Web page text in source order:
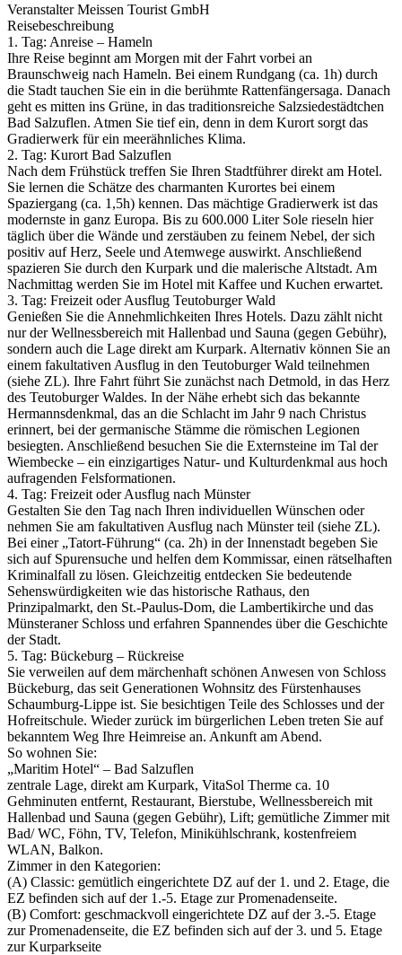
Veranstalter Meissen Tourist GmbH
Reisebeschreibung
1. Tag: Anreise – Hameln
Ihre Reise beginnt am Morgen mit der Fahrt vorbei an
Braunschweig nach Hameln. Bei einem Rundgang (ca. 1h) durch
die Stadt tauchen Sie ein in die berühmte Rattenfängersaga. Danach
geht es mitten ins Grüne, in das traditionsreiche Salzsiedestädtchen
Bad Salzuflen. Atmen Sie tief ein, denn in dem Kurort sorgt das
Gradierwerk für ein meerähnliches Klima.
2. Tag: Kurort Bad Salzuflen
Nach dem Frühstück treffen Sie Ihren Stadtführer direkt am Hotel.
Sie lernen die Schätze des charmanten Kurortes bei einem
Spaziergang (ca. 1,5h) kennen. Das mächtige Gradierwerk ist das
modernste in ganz Europa. Bis zu 600.000 Liter Sole rieseln hier
täglich über die Wände und zerstäuben zu feinem Nebel, der sich
positiv auf Herz, Seele und Atemwege auswirkt. Anschließend
spazieren Sie durch den Kurpark und die malerische Altstadt. Am
Nachmittag werden Sie im Hotel mit Kaffee und Kuchen erwartet.
3. Tag: Freizeit oder Ausflug Teutoburger Wald
Genießen Sie die Annehmlichkeiten Ihres Hotels. Dazu zählt nicht
nur der Wellnessbereich mit Hallenbad und Sauna (gegen Gebühr),
sondern auch die Lage direkt am Kurpark. Alternativ können Sie an
einem fakultativen Ausflug in den Teutoburger Wald teilnehmen
(siehe ZL). Ihre Fahrt führt Sie zunächst nach Detmold, in das Herz
des Teutoburger Waldes. In der Nähe erhebt sich das bekannte
Hermannsdenkmal, das an die Schlacht im Jahr 9 nach Christus
erinnert, bei der germanische Stämme die römischen Legionen
besiegten. Anschließend besuchen Sie die Externsteine im Tal der
Wiembecke – ein einzigartiges Natur- und Kulturdenkmal aus hoch
aufragenden Felsformationen.
4. Tag: Freizeit oder Ausflug nach Münster
Gestalten Sie den Tag nach Ihren individuellen Wünschen oder
nehmen Sie am fakultativen Ausflug nach Münster teil (siehe ZL).
Bei einer „Tatort-Führung“ (ca. 2h) in der Innenstadt begeben Sie
sich auf Spurensuche und helfen dem Kommissar, einen rätselhaften
Kriminalfall zu lösen. Gleichzeitig entdecken Sie bedeutende
Sehenswürdigkeiten wie das historische Rathaus, den
Prinzipalmarkt, den St.-Paulus-Dom, die Lambertikirche und das
Münsteraner Schloss und erfahren Spannendes über die Geschichte
der Stadt.
5. Tag: Bückeburg – Rückreise
Sie verweilen auf dem märchenhaft schönen Anwesen von Schloss
Bückeburg, das seit Generationen Wohnsitz des Fürstenhauses
Schaumburg-Lippe ist. Sie besichtigen Teile des Schlosses und der
Hofreitschule. Wieder zurück im bürgerlichen Leben treten Sie auf
bekanntem Weg Ihre Heimreise an. Ankunft am Abend.
So wohnen Sie:
„Maritim Hotel“ – Bad Salzuflen
zentrale Lage, direkt am Kurpark, VitaSol Therme ca. 10
Gehminuten entfernt, Restaurant, Bierstube, Wellnessbereich mit
Hallenbad und Sauna (gegen Gebühr), Lift; gemütliche Zimmer mit
Bad/­ WC, Föhn, TV, Telefon, Minikühlschrank, kostenfreiem
WLAN, Balkon.
Zimmer in den Kategorien:
(A) Classic: gemütlich eingerichtete DZ auf der 1. und 2. Etage, die
EZ befinden sich auf der 1.-5. Etage zur Promenadenseite.
(B) Comfort: geschmackvoll eingerichtete DZ auf der 3.-5. Etage
zur Promenadenseite, die EZ befinden sich auf der 3. und 5. Etage
zur Kurparkseite